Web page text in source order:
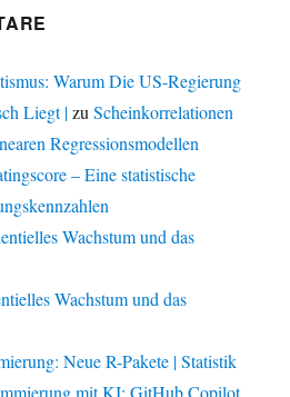
Warum Die US-Regierung
Liegt |zuScheinkorrelationen
Regressionsmodellen
– Eine statistische
Wachstum und das
Wachstum und das
Neue R-Pakete | Statistik
mit KI: GitHub Copilot